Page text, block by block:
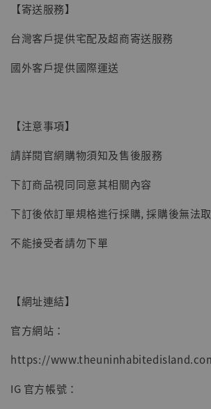
【現貨】BJSTUDIO 1/6系列可
NT$ 4,980
NT$ 5,300
【寄送服務】
台灣客戶提供宅配及超商寄送服務
國外客戶提供國際運送
【注意事項】
請詳閱官網購物須知及售後服務
下訂商品視同同意其相關內容
下訂後依訂單規格進行採購, 採購後無法
不能接受者請勿下單
【網址連結】
官方網站：
https://
IG 官方帳號：